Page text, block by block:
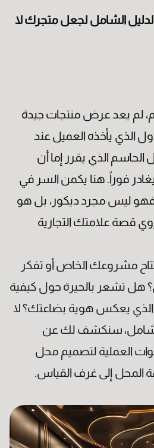
الشامل لجعل متجرك لا
لم يعد عرض منتجات جيدة
الذي يأخذه العميل عند
الذي يقرر إما أن
فوراً. هنا يكمن السر في
فهو ليس مجرد ديكور، بل هو
قصة علامتك التجارية
مشروعك الخاص أو تفكر
هل تشعر بالحيرة حول كيفية
الذي يعكس هوية بضاعتك؟ لا
سنكشف لك عن
العملية لتصميم محل
المحل إلى غرف القياس.